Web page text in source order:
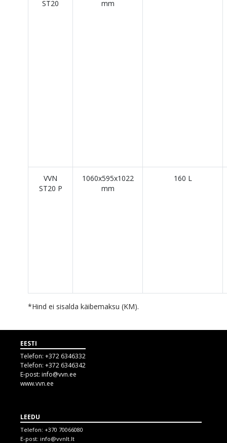
ST20
mm
VVN
ST20 P
1060x595x1022
mm
160 L
*Hind ei sisalda käibemaksu (KM).
EESTI
Telefon: +372 6346332
Telefon: +372 6346342
E-post: info@vvn.ee
www.vvn.ee
LEEDU
Telefon: +370 70066080
E-post: info@vvnlt.lt